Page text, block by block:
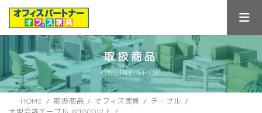
ス
キ
ン
に
取扱商品
ONLINE SHOP
HOME 取扱商品 オフィス家具
テーブル